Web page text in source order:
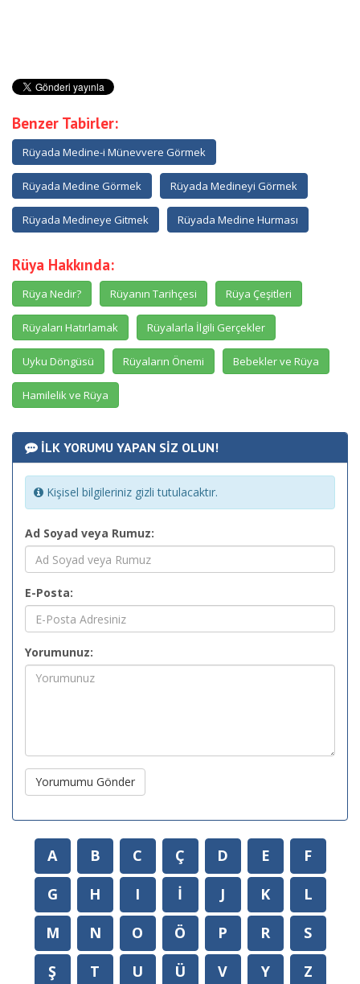
Benzer Tabirler:
Rüyada Medine-i Münevvere Görmek
Rüyada Medine Görmek Rüyada Medineyi Görmek
Rüyada Medineye Gitmek Rüyada Medine Hurması
Rüya Hakkında:
Rüya Nedir? Rüyanın Tarihçesi Rüya Çeşitleri
Rüyaları Hatırlamak Rüyalarla İlgili Gerçekler
Uyku Döngüsü Rüyaların Önemi Bebekler ve Rüya
Hamilelik ve Rüya
İLK YORUMU YAPAN SİZ OLUN!
Kişisel bilgileriniz gizli tutulacaktır.
Ad Soyad veya Rumuz:
E-Posta:
Yorumunuz:
Yorumumu Gönder
A B C Ç D E
F
G
H I İ J K
L
M
N O Ö P R
S
Ş
T U Ü V Y Z